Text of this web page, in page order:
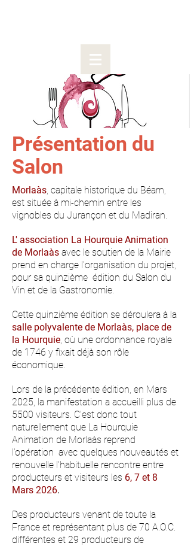
Présentation du
Salon
​Morlaàs, capitale historique du Béarn,
est située à mi-chemin entre les
vignobles du Jurançon et du Madiran.
L' association La Hourquie Animation
de Morlaàs avec le soutien de la Mairie
prend en charge l'organisation du projet,
pour sa quinzième édition du Salon du
Vin et de la Gastronomie.
Cette quinzième édition se déroulera à la
salle polyvalente de Morlaàs, place de
la Hourquie, où une ordonnance royale
de 1746 y fixait déjà son rôle
économique.
Lors de la précédente édition, en Mars
2025, la manifestation a accueilli plus de
5500 visiteurs. C’est donc tout
naturellement que La Hourquie
Animation de Morlaàs reprend
l’opération avec quelques nouveautés et
renouvelle l'habituelle rencontre entre
producteurs et visiteurs les 6, 7 et 8
Mars 2026.
Des producteurs venant de toute la
France et représentant plus de 70 A.O.C.
différentes et 29 producteurs de